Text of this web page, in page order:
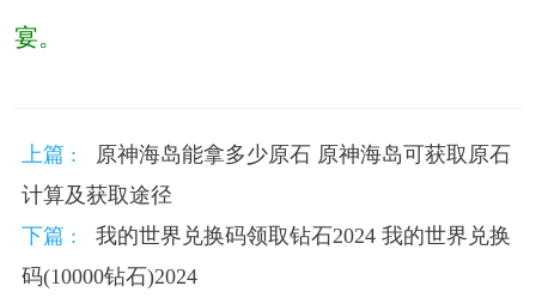
宴。
上篇 :
原神海岛能拿多少原石 原神海岛可获取原石
计算及获取途径
下篇 :
我的世界兑换码领取钻石2024 我的世界兑换
码(10000钻石)2024